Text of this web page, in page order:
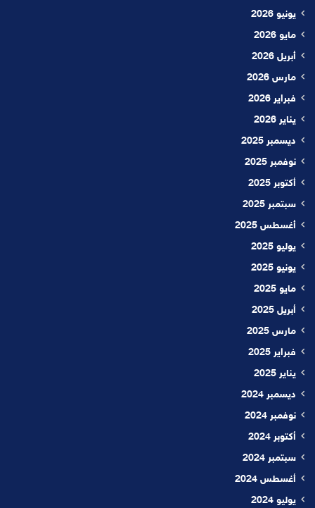
يونيو 2026
مايو 2026
أبريل 2026
مارس 2026
فبراير 2026
يناير 2026
ديسمبر 2025
نوفمبر 2025
أكتوبر 2025
سبتمبر 2025
أغسطس 2025
يوليو 2025
يونيو 2025
مايو 2025
أبريل 2025
مارس 2025
فبراير 2025
يناير 2025
ديسمبر 2024
نوفمبر 2024
أكتوبر 2024
سبتمبر 2024
أغسطس 2024
يوليو 2024